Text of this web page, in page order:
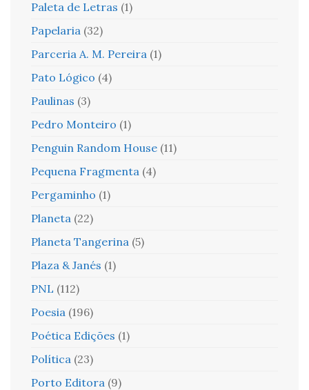
Paleta de Letras (1)
Papelaria (32)
Parceria A. M. Pereira (1)
Pato Lógico (4)
Paulinas (3)
Pedro Monteiro (1)
Penguin Random House (11)
Pequena Fragmenta (4)
Pergaminho (1)
Planeta (22)
Planeta Tangerina (5)
Plaza & Janés (1)
PNL (112)
Poesia (196)
Poética Edições (1)
Política (23)
Porto Editora (9)